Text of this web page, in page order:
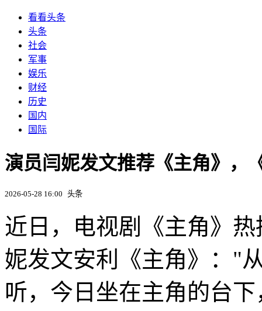
看看头条
头条
社会
军事
娱乐
财经
历史
国内
国际
演员闫妮发文推荐《主角》，
2026-05-28 16:00 头条
近日，电视剧《主角》
妮发文安利《主角》："
听，今日坐在主角的台